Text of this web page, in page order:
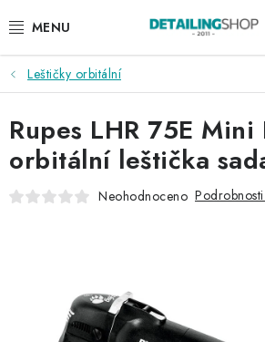
na
AKCE
NOVINKY
EXTERIÉR
DÁRKOVÉ SADY A POUKAZY
Leštičky orbitální
Rupes LHR 75E Mini
orbitální leštička
Neohodnoceno